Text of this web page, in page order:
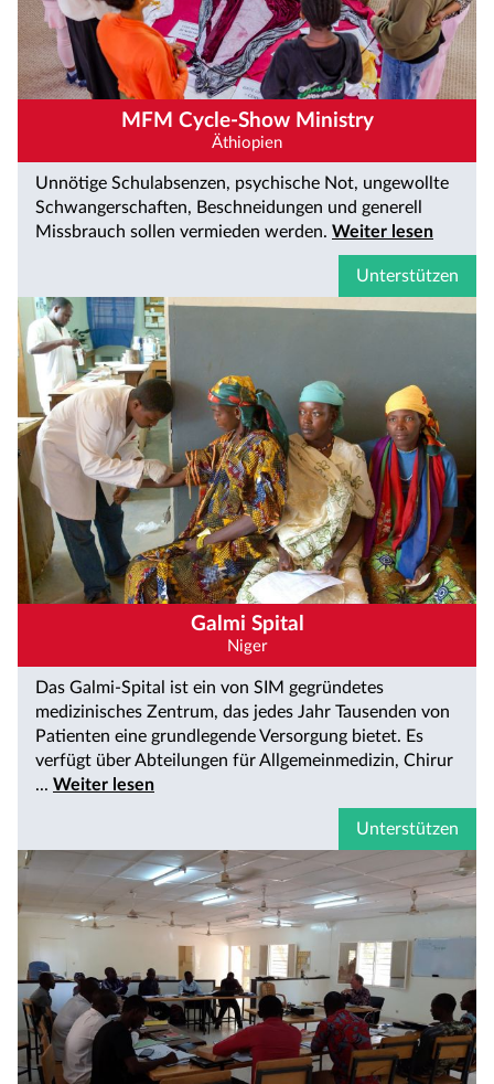
MFM Cycle-Show Ministry
Äthiopien
Unnötige Schulabsenzen, psychische Not, ungewollte
Schwangerschaften, Beschneidungen und generell
Missbrauch sollen vermieden werden. Weiter lesen
Unterstützen
Galmi Spital
Niger
Das Galmi-Spital ist ein von SIM gegründetes
medizinisches Zentrum, das jedes Jahr Tausenden von
Patienten eine grundlegende Versorgung bietet. Es
verfügt über Abteilungen für Allgemeinmedizin, Chirur
... Weiter lesen
Unterstützen